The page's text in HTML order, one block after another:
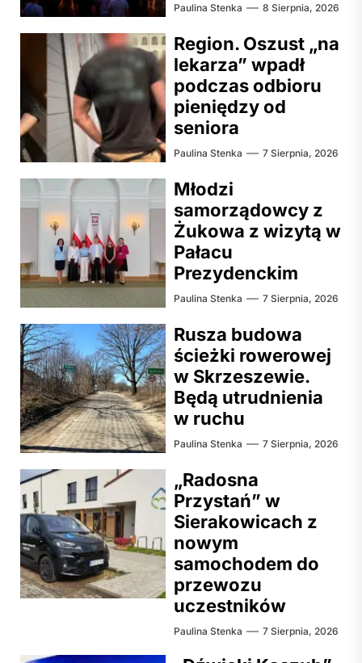
Paulina Stenka 8 Sierpnia, 2026
Region. Oszust „na
lekarza” wpadł
podczas odbioru
pieniędzy od
seniora
Paulina Stenka 7 Sierpnia, 2026
Młodzi
samorządowcy z
Żukowa z wizytą w
Pałacu
Prezydenckim
Paulina Stenka 7 Sierpnia, 2026
Rusza budowa
ścieżki rowerowej
w Skrzeszewie.
Będą utrudnienia
w ruchu
Paulina Stenka 7 Sierpnia, 2026
„Radosna
Przystań” w
Sierakowicach z
nowym
samochodem do
przewozu
uczestników
Paulina Stenka 7 Sierpnia, 2026